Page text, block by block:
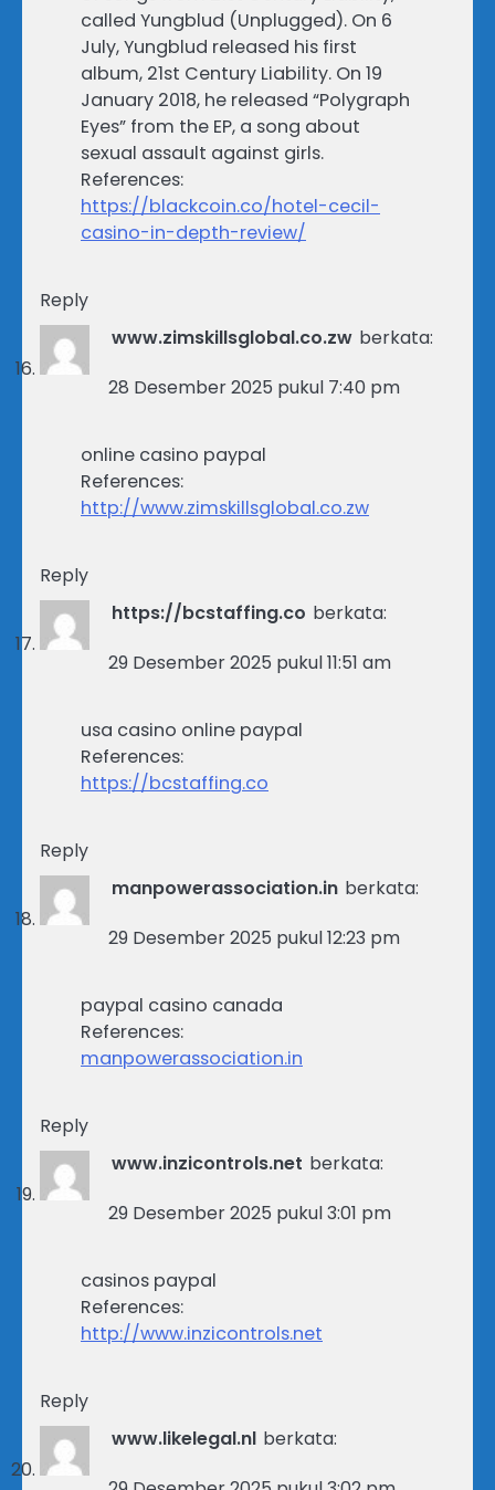
called Yungblud (Unplugged). On 6
July, Yungblud released his first
album, 21st Century Liability. On 19
January 2018, he released “Polygraph
Eyes” from the EP, a song about
sexual assault against girls.
References:
https://blackcoin.co/hotel-cecil-
casino-in-depth-review/
Reply
www.zimskillsglobal.co.zw berkata:
28 Desember 2025 pukul 7:40 pm
online casino paypal
References:
http://www.zimskillsglobal.co.zw
Reply
https://bcstaffing.co berkata:
29 Desember 2025 pukul 11:51 am
usa casino online paypal
References:
https://bcstaffing.co
Reply
manpowerassociation.in berkata:
29 Desember 2025 pukul 12:23 pm
paypal casino canada
References:
manpowerassociation.in
Reply
www.inzicontrols.net berkata:
29 Desember 2025 pukul 3:01 pm
casinos paypal
References:
http://www.inzicontrols.net
Reply
www.likelegal.nl berkata: